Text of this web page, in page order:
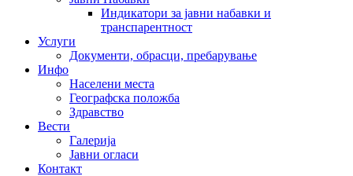
Индикатори за јавни набавки и
транспарентност
Услуги
Документи, обрасци, пребарување
Инфо
Населени места
Географска положба
Здравство
Вести
Галеријa
Јавни огласи
Контакт